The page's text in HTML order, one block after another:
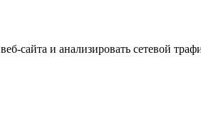
сайта и анализировать сетевой